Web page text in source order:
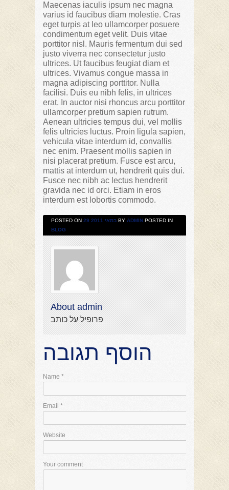
Maecenas iaculis ipsum nec magna
varius id faucibus diam molestie. Cras
eget turpis at leo ullamcorper posuere
condimentum eget velit. Duis vitae
porttitor nisl. Mauris fermentum dui sed
justo viverra nec consectetur justo
ultrices. Ut faucibus feugiat diam et
ultrices. Vivamus congue massa in
magna adipiscing porttitor. Nulla
facilisi. Duis eu nibh felis, in ultrices
erat. In auctor nisi rhoncus arcu porttitor
ullamcorper pretium sapien rutrum.
Aenean ultricies tempus dui, vel mollis
felis ultricies luctus. Proin ligula sapien,
vehicula vitae interdum id, convallis
nec enim. Praesent mollis sapien in
nisi placerat pretium. Fusce est arcu,
mattis at interdum ut, hendrerit quis dui.
Fusce nec nibh ac lectus hendrerit
gravida nec id orci. Etiam in eros
interdum est lobortis commodo.
POSTED ON 29 במאי 2011 BY ADMIN POSTED IN
BLOG
About admin
פרופיל על כותב
הוסף תגובה
Name *
Email *
Website
Your comment